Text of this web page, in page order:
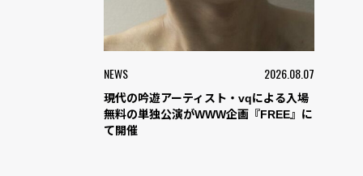
NEWS 2026.08.07
現代の吟遊アーティスト・vqによる入場
無料の単独公演がWWW企画『FREE』に
て開催